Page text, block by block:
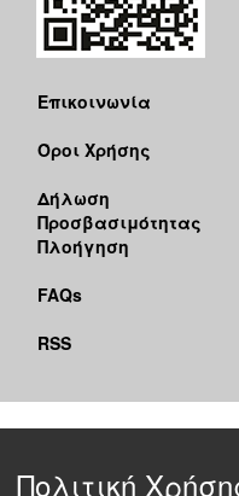
Επικοινωνία
Όροι Χρήσης
Δήλωση
Προσβασιμότητας
Πλοήγηση
FAQs
RSS
Πολιτική